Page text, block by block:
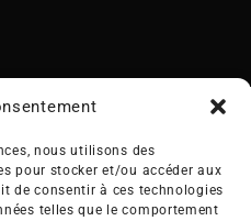
nous utilisons des
pour stocker et/ou accéder aux
de consentir à ces technologies
telles que le comportement
des Entreprises pour
une soixantaine de grandes